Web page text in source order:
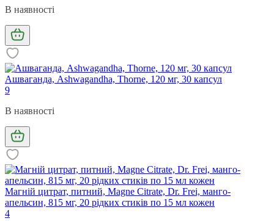
В наявності
Ашваганда, Ashwagandha, Thorne, 120 мг, 30 капсул
9
В наявності
Магній цитрат, питний, Magne Citrate, Dr. Frei, манго-
апельсин, 815 мг, 20 рідких стиків по 15 мл кожен
4